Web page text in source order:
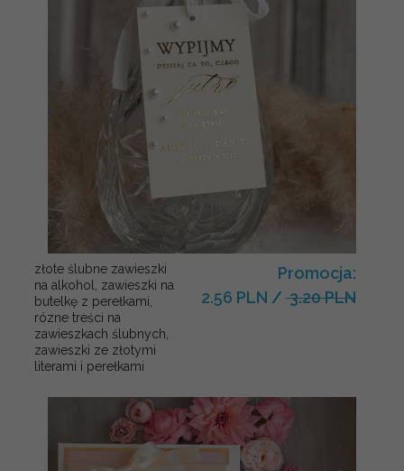
złote ślubne zawieszki
na alkohol, zawieszki na
butelkę z perełkami,
rózne treści na
zawieszkach ślubnych,
zawieszki ze złotymi
literami i perełkami
Promocja:
2.56 PLN / 3.20 PLN